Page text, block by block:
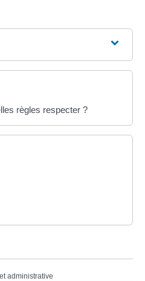
règles respecter ?
administrative